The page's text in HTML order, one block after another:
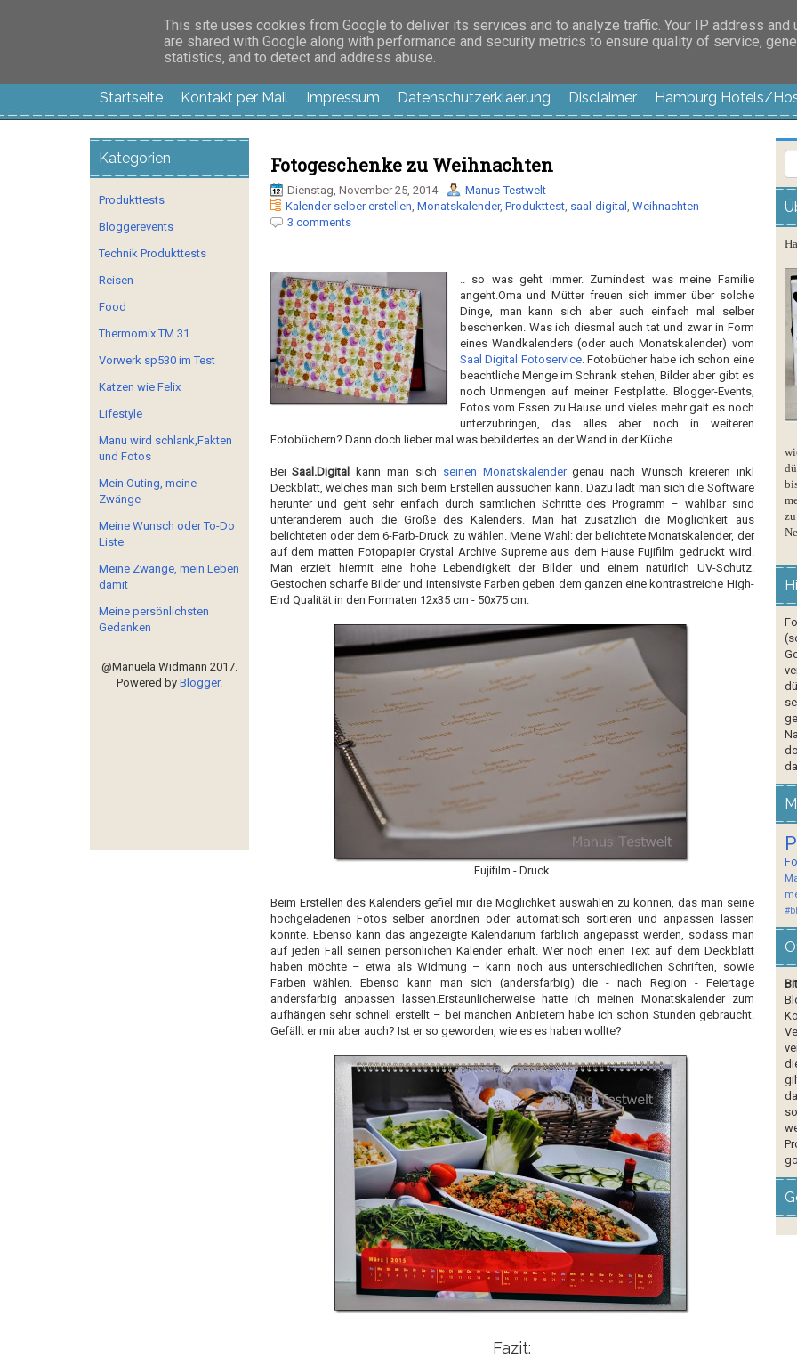
Manus Testwelt, alles außer langweilig
Startseite Kontakt per Mail Impressum Datenschutzerklaerung Disclaimer Hamburg Hotels/
Fotogeschenke zu Weihnachten
Dienstag, November 25, 2014
Manus-Testwelt
Kalender selber erstellen, Monatskalender, Produkttest, saal-digital , Weihnachten
3 comments
.. so was geht immer. Zumindest was meine Familie
angeht.Oma und Mütter freuen sich immer über solche
Dinge, man kann sich aber auch einfach mal selber
beschenken. Was ich diesmal auch tat und zwar in Form
eines Wandkalenders (oder auch Monatskalender) vom
Saal Digital Fotoservice. Fotobücher habe ich schon eine
beachtliche Menge im Schrank stehen, Bilder aber gibt es
noch Unmengen auf meiner Festplatte. Blogger-Events,
Fotos vom Essen zu Hause und vieles mehr galt es noch
unterzubringen, das alles aber noch in weiteren
Fotobüchern? Dann doch lieber mal was bebildertes an der Wand in der Küche.
BeiSaal.Digital kann man sich seinen Monatskalendergenau nach Wunsch kreieren inkl
Deckblatt, welches man sich beim Erstellen aussuchen kann. Dazu lädt man sich die Software
herunter und geht sehr einfach durch sämtlichen Schritte des Programm – wählbar sind
unteranderem auch die Größe des Kalenders. Man hat zusätzlich die Möglichkeit aus
belichteten oder dem 6-Farb-Druck zu wählen. Meine Wahl: der belichtete Monatskalender, der
auf dem matten Fotopapier Crystal Archive Supreme aus dem Hause Fujifilm gedruckt wird.
Man erzielt hiermit eine hohe Lebendigkeit der Bilder und einem natürlich UV-Schutz.
Gestochen scharfe Bilder und intensivste Farben geben dem ganzen eine kontrastreiche High-
End Qualität in den Formaten 12x35 cm - 50x75 cm.
Fujifilm - Druck
Beim Erstellen des Kalenders gefiel mir die Möglichkeit auswählen zu können, das man seine
hochgeladenen Fotos selber anordnen oder automatisch sortieren und anpassen lassen
konnte. Ebenso kann das angezeigte Kalendarium farblich angepasst werden, sodass man
auf jeden Fall seinen persönlichen Kalender erhält. Wer noch einen Text auf dem Deckblatt
haben möchte – etwa als Widmung – kann noch aus unterschiedlichen Schriften, sowie
Farben wählen. Ebenso kann man sich (andersfarbig) die - nach Region - Feiertage
andersfarbig anpassen lassen.Erstaunlicherweise hatte ich meinen Monatskalender zum
aufhängen sehr schnell erstellt – bei manchen Anbietern habe ich schon Stunden gebraucht.
Gefällt er mir aber auch? Ist er so geworden, wie es es haben wollte?
Fazit:
Kategorien
Produkttests
Bloggerevents
Technik Produkttests
Reisen
Food
Thermomix TM 31
Vorwerk sp530 im Test
Katzen wie Felix
Lifestyle
Manu wird schlank,Fakten
und Fotos
Mein Outing, meine
Zwänge
Meine Wunsch oder To-Do
Liste
Meine Zwänge, mein Leben
damit
Meine persönlichsten
Gedanken
@Manuela Widmann 2017.
Powered by Blogger.
This site uses cookies from Google to deliver its services and to analyze traffic. Your IP address and
are shared with Google along with performance and security metrics to ensure quality of service,
statistics, and to detect and address abuse.